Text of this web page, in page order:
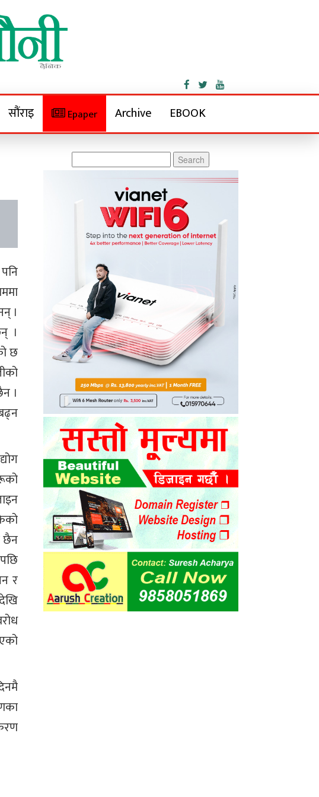
सौंराइ Epaper Archive EBOOK
।
।
छ
।
छैन
र
for: